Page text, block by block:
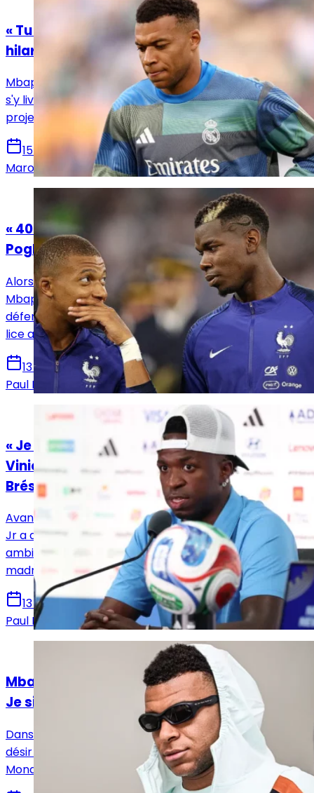
« Tu vas défendre un jour ? », la question
hilarante d'Ethan Mbappé à son frère
Mbappé s'est exprimé dans les colonnes du Parisien et
s'y livre avec franchise sur ses regrets, sa vie sous les
projecteurs et sa relation avec le PSG.
15 juin 2026
Marouene Ghariani
« 40 buts et c’est une saison difficile ? »
Pogba vole au secours de Mbappé
Alors que les critiques entourent encore Kylian
Mbappé, Paul Pogba et Lucas Hernández ont tenu à
défendre le capitaine des Bleus avant son entrée en
lice au Mondial.
13 juin 2026
Paul Durel
Actualités
« Je suis au niveau que j’ai toujours rêvé »,
Vinicius Jr annonce la couleur avant Maroc-
Brésil
Avant l’entrée en lice du Brésil face au Maroc, Vinicius
Jr a affiché sa confiance devant la presse, entre
ambition mondiale, sérénité avec Ancelotti et avenir
madrilène repoussé à plus tard.
13 juin 2026
Paul Durel
Mbappé : « Si on gagne sans que je marque ?
Je signe ! »
Dans une interview exclusive, Mbappé explique son
désir de laisser une empreinte indélébile au
Mondial 2026, mêlant responsabilité et soif de victoire.